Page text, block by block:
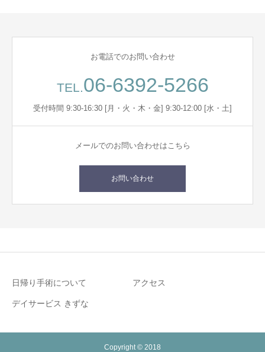
お電話でのお問い合わせ
TEL.06-6392-5266
受付時間 9:30-16:30 [月・火・木・金] 9:30-12:00 [水・土]
メールでのお問い合わせはこちら
お問い合わせ
日帰り手術について アクセス
デイサービス きずな
Copyright © 2018